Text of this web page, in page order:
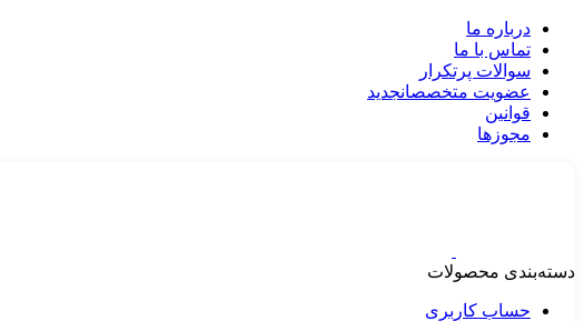
درباره ما
تماس با ما
سوالات پرتکرار
عضویت متخصصانجدید
قوانین
مجوزها
دسته‌بندی محصولات
حساب کاربری